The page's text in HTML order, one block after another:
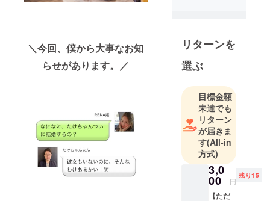
＼今回、僕から大事なお知
らせがあります。／
点。
大学時代の
海外経験・
インターン
シップを契
機に、「英
語×ビジネ
ス」を学び
たいという
想いから、
名古屋市立
リターンを
選ぶ
目標金額
未達でも
リターン
が届きま
す(All-in
方式)
3,0
00 円
残り15
【ただ